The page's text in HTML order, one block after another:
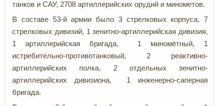
танков и САУ, 2708 артиллерийских орудий и минометов.
В составе 53-й армии было 3 стрелковых корпуса, 7
стрелковых дивизий, 1 зенитно-артиллерийская дивизия,
1 артиллерийская бригада, 1 миномётный, 1
истребительно-противотанковый, 2 реактивно-
артиллерийских полка, 2 отдельных зенитно-
артиллерийских дивизиона, 1 инженерно-саперная
бригада.